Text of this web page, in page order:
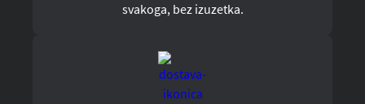
svakoga, bez izuzetka.